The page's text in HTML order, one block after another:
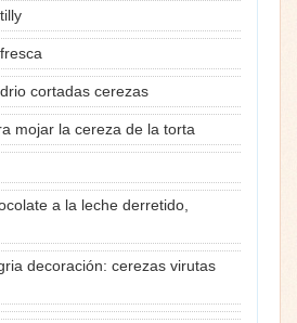
cortadas cerezas
mojar la cereza de la torta
a la leche derretido,
decoración: cerezas virutas